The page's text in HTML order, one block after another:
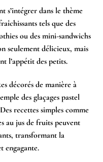
s’intégrer dans le thème
tels que des
ou des mini-sandwichs
seulement délicieux, mais
l’appétit des petits.
décorés de manière à
des glaçages pastel
recettes simples comme
au jus de fruits peuvent
transformant la
engagante.